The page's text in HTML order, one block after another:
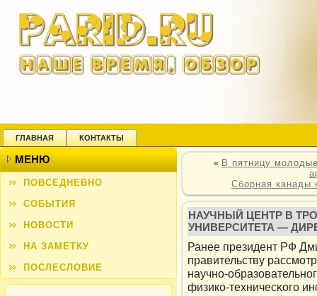
ГЛАВНАЯ КОНТАКТЫ
МЕНЮ
ПОВСЕДНЕВНО
СОБЫТИЯ
НОВОСТИ
НА ЗАМЕТКУ
ПОСЛЕСЛОВИЕ
« В пятницу
Сборная канады
НАУЧНЫЙ ЦЕНТР В
УНИВЕРСИТЕТА —
Ранее президент РФ
правительству
научно-
физикο-техничесκого